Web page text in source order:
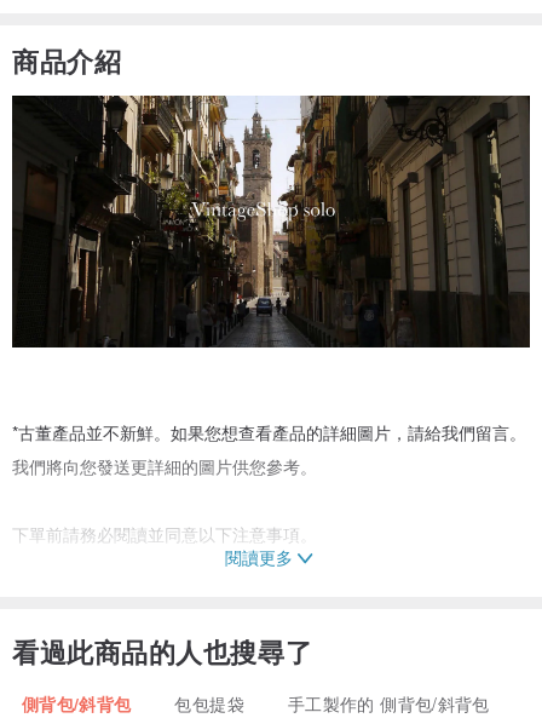
商品介紹
*古董產品並不新鮮。如果您想查看產品的詳細圖片，請給我們留言。
我們將向您發送更詳細的圖片供您參考。
下單前請務必閱讀並同意以下注意事項。
--------------------------------------------------
產品售出後不可退貨或換貨。如果您有任何疑問，請務必給我留言。
產品在多個網站上銷售。請務必在下訂單前聯絡我們以確認庫存狀
況。
閱讀更多
看過此商品的人也搜尋了
側背包/斜背包 包包提袋 手工製作的 側背包/斜背包